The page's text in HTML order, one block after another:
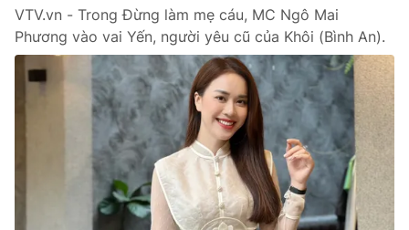
Xã hội
Pháp luật
VTV.vn - Trong Đừng làm mẹ cáu, MC Ngô Mai
Phương vào vai Yến, người yêu cũ của Khôi (Bình An).